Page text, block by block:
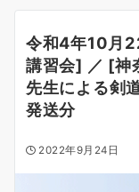
令和4年10月
講習会] ／ [神
先生による剣
発送分
2022年9月24日